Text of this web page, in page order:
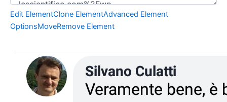
Edit ElementClone ElementAdvanced Element
OptionsMoveRemove Element